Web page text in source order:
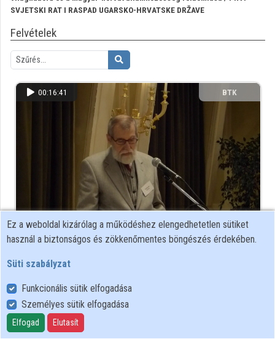
Intézmények
SVJETSKI RAT I RASPAD UGARSKO-HRVATSKE DRŽAVE
Felvételek
00:16:41 BTK
A Monarchia horvát ezredei és az első világháború
144 megtekintés
Ez a weboldal kizárólag a működéshez elengedhetetlen sütiket
használ a biztonságos és zökkenőmentes böngészés érdekében.
Süti szabályzat
Funkcionális sütik elfogadása
Személyes sütik elfogadása
Elfogad Elutasít